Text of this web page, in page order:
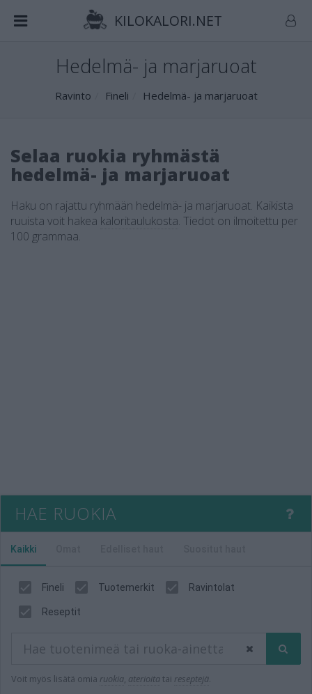
KILOKALORI.NET
Hedelmä- ja marjaruoat
Ravinto Fineli Hedelmä- ja marjaruoat
Selaa ruokia ryhmästä
hedelmä- ja marjaruoat
Haku on rajattu ryhmään hedelmä- ja marjaruoat. Kaikista
ruuista voit hakea kaloritaulukosta. Tiedot on ilmoitettu per
100 grammaa.
HAE RUOKIA
Kaikki
Fineli Tuotemerkit Ravintolat
Reseptit
Voit myös lisätä omia ruokia, aterioitatai reseptejä.